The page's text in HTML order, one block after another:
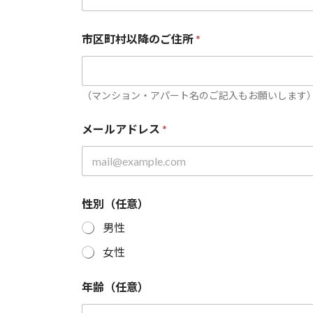
市
町
村
以
の
ご
所
市区町村以降のご住所*
（マンション・アパート名のご記入もお願いします
メールアドレス *
性別（任意）
男性
女性
年齢（任意）